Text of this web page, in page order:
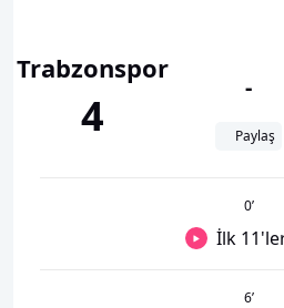
Trabzonspor
4
-
Paylaş
0’
İlk
6’